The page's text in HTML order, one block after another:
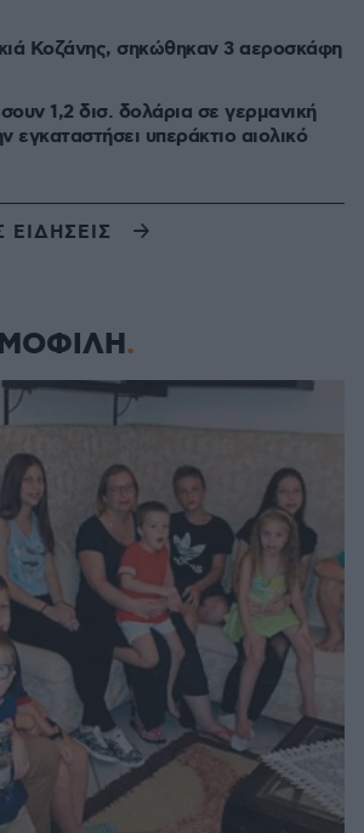
Κοζάνης, σηκώθηκαν 3 αεροσκάφη
1,2 δισ. δολάρια σε γερμανική
εγκαταστήσει υπεράκτιο αιολικό
ΕΙΔΗΣΕΙΣ